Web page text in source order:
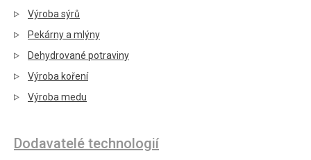
Výroba sýrů
Pekárny a mlýny
Dehydrované potraviny
Výroba koření
Výroba medu
Dodavatelé technologií